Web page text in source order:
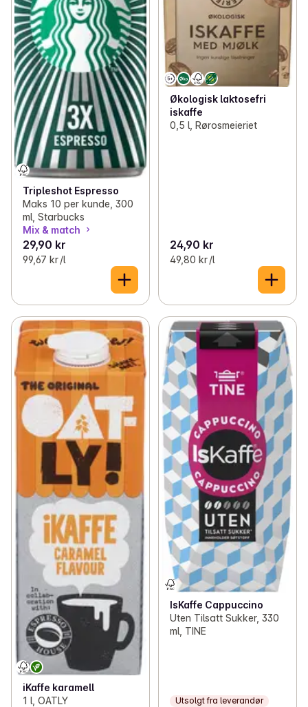
Tripleshot Espresso
Maks 10 per kunde, 300
ml, Starbucks
Mix & match
29,90 kr
99,67 kr /l
Økologisk laktosefri
iskaffe
0,5 l, Rørosmeieriet
24,90 kr
49,80 kr /l
iKaffe karamell
1 l, OATLY
IsKaffe Cappuccino
Uten Tilsatt Sukker, 330
ml, TINE
Utsolgt fra leverandør